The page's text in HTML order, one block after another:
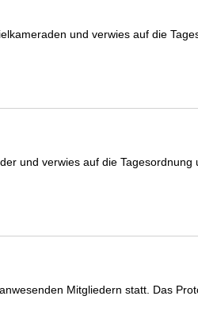
und verwies auf die
und verwies auf die Tagesordnung
Mitgliedern statt. Das